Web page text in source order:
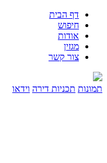
דף הבית
חיפוש
אודות
מגזין
צור קשר
תמונות תכניות דירה וידאו